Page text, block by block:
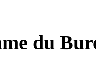
du